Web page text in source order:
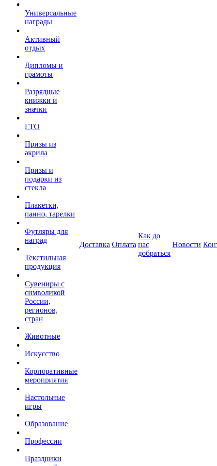
Универсальные
награды
Активный
отдых
Дипломы и
грамоты
Разрядные
книжки и
значки
ГТО
Призы из
акрила
Призы и
подарки из
стекла
Плакетки,
панно, тарелки
Футляры для
наград
Текстильная
продукция
Сувениры с
символикой
России,
регионов,
стран
Животные
Искусство
Корпоративные
мероприятия
Настольные
игры
Образование
Профессии
Праздники
Доставка Оплата
Как до
нас
добраться
Новости